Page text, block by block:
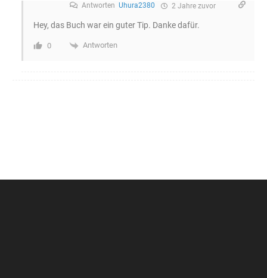
Antworten Uhura2380 2 Jahre zuvor
Hey, das Buch war ein guter Tip. Danke dafür.
0 Antworten